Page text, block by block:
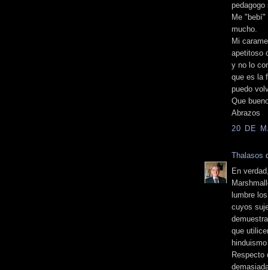
Me "bebí"
mucho.
Mi
apetitoso
y no lo
que es la
puedo
Que
Abrazos
20 DE
Thalasos
En
lumbre
cuyos
que
Respecto